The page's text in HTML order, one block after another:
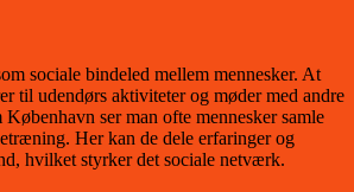
sociale bindeled mellem mennesker. At
til udendørs aktiviteter og møder med andre
ser man ofte mennesker samle
Her kan de dele erfaringer og
hvilket styrker det sociale netværk.